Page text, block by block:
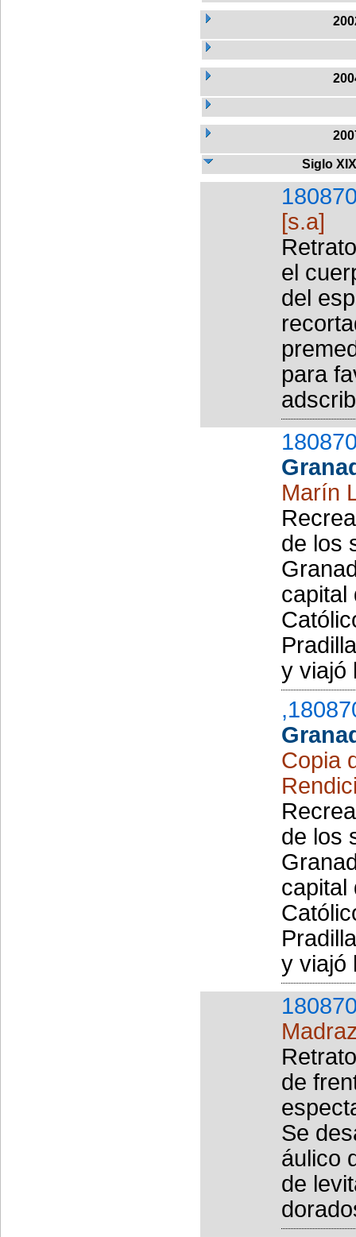
Siglo XIX
[s.a]
el
del
para
Marín
de los
capital
y viajó
Copia
de los
capital
y viajó
de
Se
áulico
de